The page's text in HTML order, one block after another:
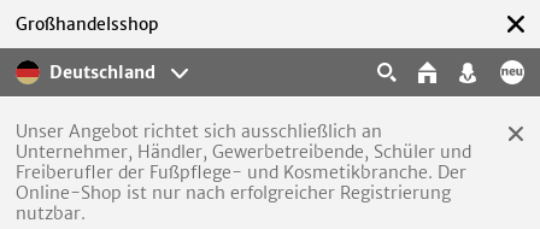
Deutschland
Großhandelsshop
Unser Angebot richtet sich ausschließlich an
Unternehmer, Händler, Gewerbetreibende, Schüler und
Freiberufler der Fußpflege- und Kosmetikbranche. Der
Online-Shop ist nur nach erfolgreicher Registrierung
nutzbar.